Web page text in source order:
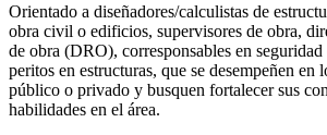
Orientado a diseñadores/calculistas de
obra civil o edificios, supervisores de obra,
de obra (DRO), corresponsables en
peritos en estructuras, que se desempeñen en
público o privado y busquen fortalecer sus
habilidades en el área.